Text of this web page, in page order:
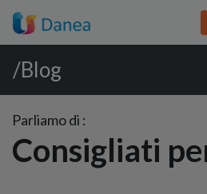
/Blog
Parliamo di :
Consigliati